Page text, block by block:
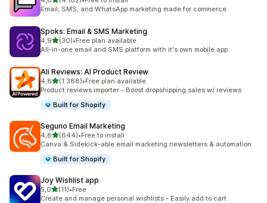
toplam 4102 değerlendirme
Email, SMS, and WhatsApp marketing made for commerce
Spoks: Email & SMS Marketing
4,95 yıldız üzerinden
(30)
toplam 30 değerlendirme
•Free plan available
All-in-one email and SMS platform with it's own mobile app
Ali Reviews: AI Product Review
4,85 yıldız üzerinden
(1.388)
toplam 1388 değerlendirme
•Free plan available
Product reviews importer - Boost dropshipping sales w/ reviews
Built for Shopify
Seguno Email Marketing
4,85 yıldız üzerinden
(644)
toplam 644 değerlendirme
•Free to install
Canva & Sidekick-able email marketing newsletters & automation
Built for Shopify
Joy Wishlist app
5,05 yıldız üzerinden
(11)
toplam 11 değerlendirme
•Free
Create and manage personal wishlists - Easily add to cart